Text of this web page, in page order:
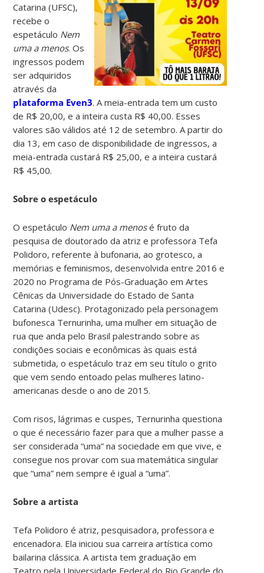
Catarina (UFSC),
recebe o
espetáculo Nem
uma a menos. Os
ingressos podem
ser adquiridos
através da
plataforma Even3. A meia-entrada tem um custo
de R$ 20,00, e a inteira custa R$ 40,00. Esses
valores são válidos até 12 de setembro. A partir do
dia 13, em caso de disponibilidade de ingressos, a
meia-entrada custará R$ 25,00, e a inteira custará
R$ 45,00.
Sobre o espetáculo
O espetáculo Nem uma a menosé fruto da
pesquisa de doutorado da atriz e professora Tefa
Polidoro, referente à bufonaria, ao grotesco, a
memórias e feminismos, desenvolvida entre 2016 e
2020 no Programa de Pós-Graduação em Artes
Cênicas da Universidade do Estado de Santa
Catarina (Udesc). Protagonizado pela personagem
bufonesca Ternurinha, uma mulher em situação de
rua que anda pelo Brasil palestrando sobre as
condições sociais e econômicas às quais está
submetida, o espetáculo traz em seu título o grito
que vem sendo entoado pelas mulheres latino-
americanas desde o ano de 2015.
Com risos, lágrimas e cuspes, Ternurinha questiona
o que é necessário fazer para que a mulher passe a
ser considerada “uma” na sociedade em que vive, e
consegue nos provar com sua matemática singular
que “uma” nem sempre é igual a “uma”.
Sobre a artista
Tefa Polidoro é atriz, pesquisadora, professora e
encenadora. Ela iniciou sua carreira artística como
bailarina clássica. A artista tem graduação em
Teatro pela Universidade Federal do Rio Grande do